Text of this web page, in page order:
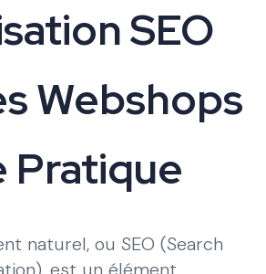
SEO
Webshops
Pratique
naturel, ou SEO (Search
est un élément